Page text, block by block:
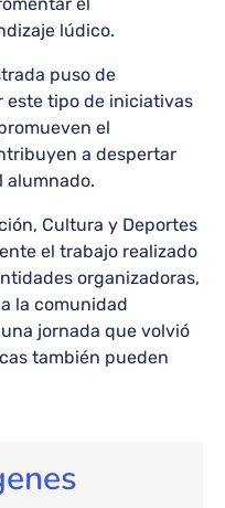
lúdico.
puso de
este tipo de iniciativas
el
a despertar
alumnado.
Cultura y Deportes
el trabajo realizado
organizadoras,
la comunidad
jornada que volvió
también pueden